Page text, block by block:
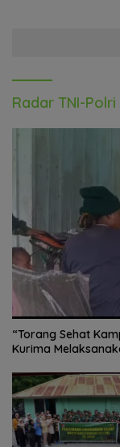
Radar TNI-Polri
“Torang Sehat
Kurima